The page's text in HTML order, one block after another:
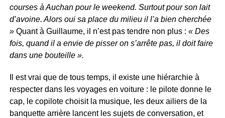
courses à Auchan pour le weekend. Surtout pour son lait
d’avoine. Alors oui sa place du milieu il l’a bien cherchée
» Quant à Guillaume, il n’est pas tendre non plus : « Des
fois, quand il a envie de pisser on s’arrête pas, il doit faire
dans une bouteille ».
Il est vrai que de tous temps, il existe une hiérarchie à
respecter dans les voyages en voiture : le pilote donne le
cap, le copilote choisit la musique, les deux ailiers de la
banquette arrière lancent les sujets de conversation, et